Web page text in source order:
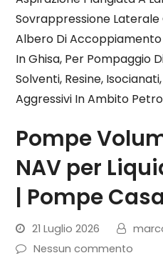
Pompe
NAV per
| Pompe
21 Luglio 2026
Nessun commento